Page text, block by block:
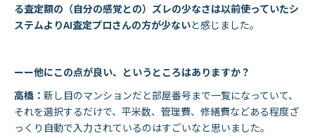
る査定額の（自分の感覚との）ズレの少なさは以前使っていたシ
ステムよりAI査定プロさんの方が少ないと感じました。
ーー他にこの点が良い、というところはありますか？
高橋： 新し目のマンションだと部屋番号まで一覧になっていて、
それを選択するだけで、平米数、管理費、修繕費などある程度ざ
っくり自動で入力されているのはすごいなと思いました。